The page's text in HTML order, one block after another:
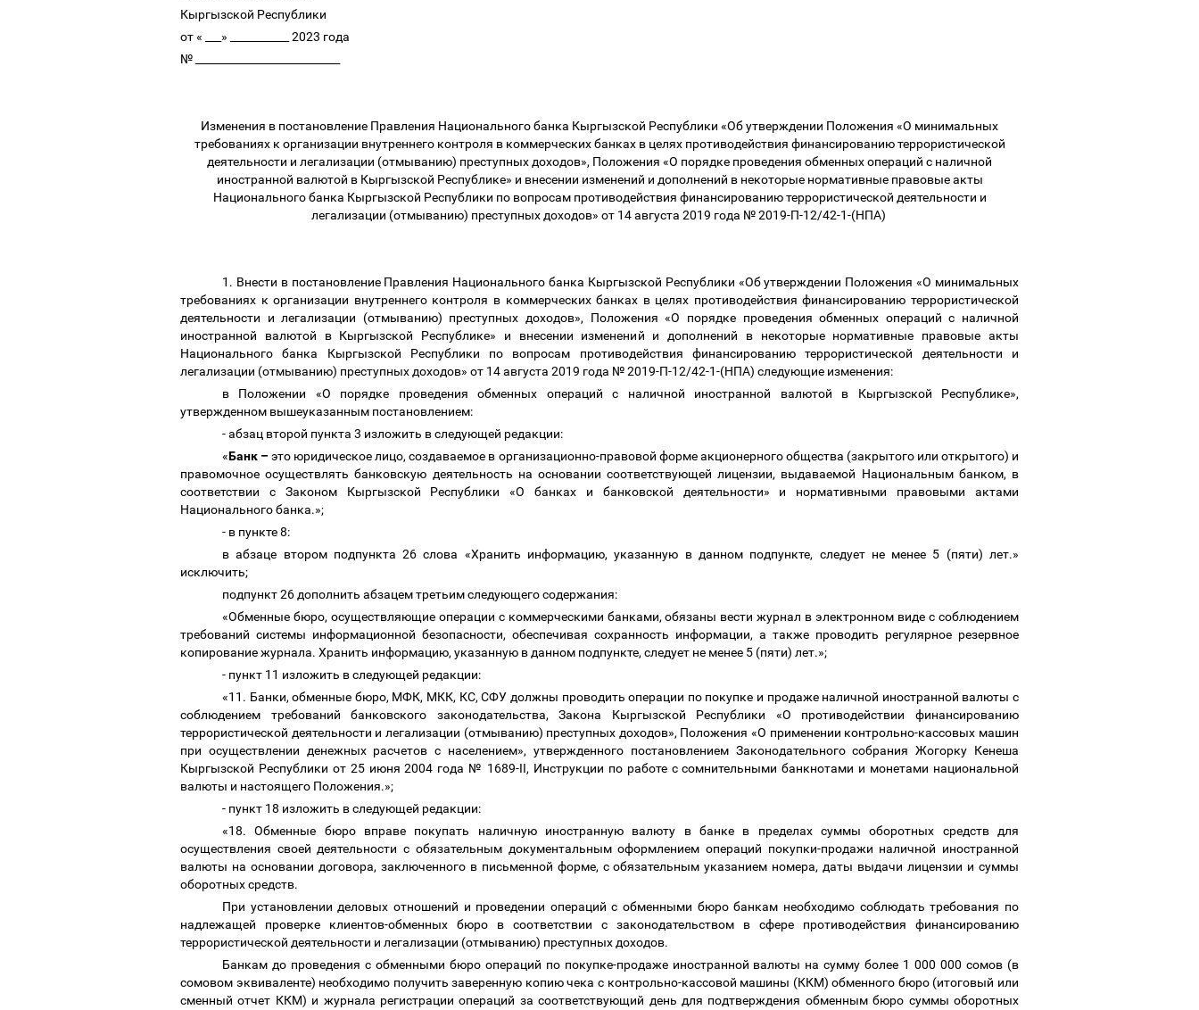
Кыргызской Республики
от « ___» ___________ 2023 года
№ ___________________________
Изменения в постановление Правления Национального банка Кыргызской Республики «Об утверждении Положения «О минимальных
требованиях к организации внутреннего контроля в коммерческих банках в целях противодействия финансированию террористической
деятельности и легализации (отмыванию) преступных доходов», Положения «О порядке проведения обменных операций с наличной
иностранной валютой в Кыргызской Республике» и внесении изменений и дополнений в некоторые нормативные правовые акты
Национального банка Кыргызской Республики по вопросам противодействия финансированию террористической деятельности и
легализации (отмыванию) преступных доходов» от 14 августа 2019 года № 2019-П-12/42-1-(НПА)
1. Внести в постановление Правления Национального банка Кыргызской Республики «Об утверждении Положения «О минимальных
требованиях к организации внутреннего контроля в коммерческих банках в целях противодействия финансированию террористической
деятельности и легализации (отмыванию) преступных доходов», Положения «О порядке проведения обменных операций с наличной
иностранной валютой в Кыргызской Республике» и внесении изменений и дополнений в некоторые нормативные правовые акты
Национального банка Кыргызской Республики по вопросам противодействия финансированию террористической деятельности и
легализации (отмыванию) преступных доходов» от 14 августа 2019 года № 2019-П-12/42-1-(НПА) следующие изменения:
в Положении «О порядке проведения обменных операций с наличной иностранной валютой в Кыргызской Республике»,
утвержденном вышеуказанным постановлением:
- абзац второй пункта 3 изложить в следующей редакции:
«Банк –это юридическое лицо, создаваемое в организационно-правовой форме акционерного общества (закрытого или открытого) и
правомочное осуществлять банковскую деятельность на основании соответствующей лицензии, выдаваемой Национальным банком, в
соответствии с Законом Кыргызской Республики «О банках и банковской деятельности» и нормативными правовыми актами
Национального банка.»;
- в пункте 8:
в абзаце втором подпункта 26 слова «Хранить информацию, указанную в данном подпункте, следует не менее 5 (пяти) лет.»
исключить;
подпункт 26 дополнить абзацем третьим следующего содержания:
«Обменные бюро, осуществляющие операции с коммерческими банками, обязаны вести журнал в электронном виде с соблюдением
требований системы информационной безопасности, обеспечивая сохранность информации, а также проводить регулярное резервное
копирование журнала. Хранить информацию, указанную в данном подпункте, следует не менее 5 (пяти) лет.»;
- пункт 11 изложить в следующей редакции:
«11. Банки, обменные бюро, МФК, МКК, КС, СФУ должны проводить операции по покупке и продаже наличной иностранной валюты с
соблюдением требований банковского законодательства, Закона Кыргызской Республики «О противодействии финансированию
террористической деятельности и легализации (отмыванию) преступных доходов», Положения «О применении контрольно-кассовых машин
при осуществлении денежных расчетов с населением», утвержденного постановлением Законодательного собрания Жогорку Кенеша
Кыргызской Республики от 25 июня 2004 года № 1689-II, Инструкции по работе с сомнительными банкнотами и монетами национальной
валюты и настоящего Положения.»;
- пункт 18 изложить в следующей редакции:
«18. Обменные бюро вправе покупать наличную иностранную валюту в банке в пределах суммы оборотных средств для
осуществления своей деятельности с обязательным документальным оформлением операций покупки-продажи наличной иностранной
валюты на основании договора, заключенного в письменной форме, с обязательным указанием номера, даты выдачи лицензии и суммы
оборотных средств.
При установлении деловых отношений и проведении операций с обменными бюро банкам необходимо соблюдать требования по
надлежащей проверке клиентов-обменных бюро в соответствии с законодательством в сфере противодействия финансированию
террористической деятельности и легализации (отмыванию) преступных доходов.
Банкам до проведения с обменными бюро операций по покупке-продаже иностранной валюты на сумму более 1 000 000 сомов (в
сомовом эквиваленте) необходимо получить заверенную копию чека с контрольно-кассовой машины (ККМ) обменного бюро (итоговый или
сменный отчет ККМ) и журнала регистрации операций за соответствующий день для подтверждения обменным бюро суммы оборотных